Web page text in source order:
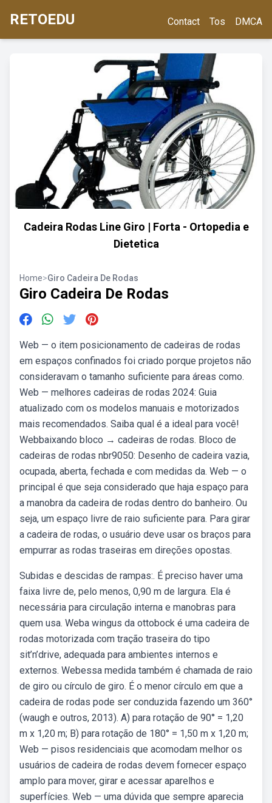
RETOEDU Contact Tos DMCA
Cadeira Rodas Line Giro | Forta - Ortopedia e
Dietetica
Home>Giro Cadeira De Rodas
Giro Cadeira De Rodas
Web — o item posicionamento de cadeiras de rodas
em espaços confinados foi criado porque projetos não
consideravam o tamanho suficiente para áreas como.
Web — melhores cadeiras de rodas 2024: Guia
atualizado com os modelos manuais e motorizados
mais recomendados. Saiba qual é a ideal para você!
Webbaixando bloco → cadeiras de rodas. Bloco de
cadeiras de rodas nbr9050: Desenho de cadeira vazia,
ocupada, aberta, fechada e com medidas da. Web — o
principal é que seja considerado que haja espaço para
a manobra da cadeira de rodas dentro do banheiro. Ou
seja, um espaço livre de raio suficiente para. Para girar
a cadeira de rodas, o usuário deve usar os braços para
empurrar as rodas traseiras em direções opostas.
Subidas e descidas de rampas:. É preciso haver uma
faixa livre de, pelo menos, 0,90 m de largura. Ela é
necessária para circulação interna e manobras para
quem usa. Weba wingus da ottobock é uma cadeira de
rodas motorizada com tração traseira do tipo
sit’n’drive, adequada para ambientes internos e
externos. Webessa medida também é chamada de raio
de giro ou círculo de giro. É o menor círculo em que a
cadeira de rodas pode ser conduzida fazendo um 360°
(waugh e outros, 2013). A) para rotação de 90° = 1,20
m x 1,20 m; B) para rotação de 180° = 1,50 m x 1,20 m;
Web — pisos residenciais que acomodam melhor os
usuários de cadeira de rodas devem fornecer espaço
amplo para mover, girar e acessar aparelhos e
superfícies. Web — uma dúvida que sempre aparecia